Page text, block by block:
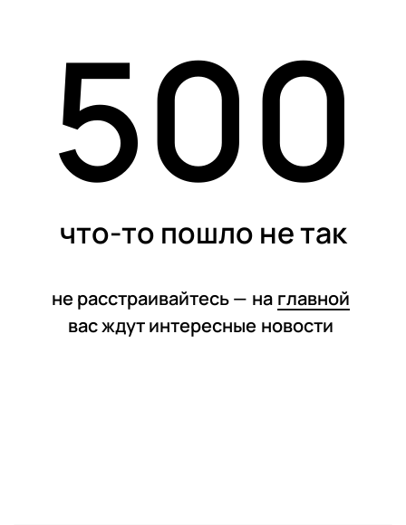
статьи
500
что-то пошло не так
не расстраивайтесь — на главной
вас ждут интересные новости